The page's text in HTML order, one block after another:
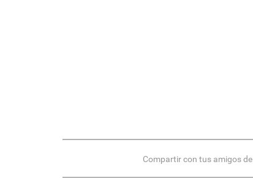
Compartir con tus amigos de